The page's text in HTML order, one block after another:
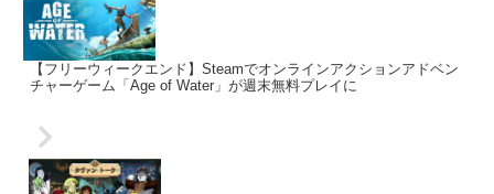
【フリーウィークエンド】Steamでオンラインアクションアドベン
チャーゲーム「Age of Water」が週末無料プレイに